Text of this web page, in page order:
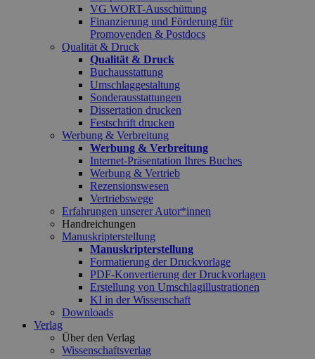
VG WORT-Ausschüttung
Finanzierung und Förderung für
Promovenden & Postdocs
Qualität & Druck
Qualität & Druck
Buchausstattung
Umschlaggestaltung
Sonderausstattungen
Dissertation drucken
Festschrift drucken
Werbung & Verbreitung
Werbung & Verbreitung
Internet-Präsentation Ihres Buches
Werbung & Vertrieb
Rezensionswesen
Vertriebswege
Erfahrungen unserer Autor*innen
Handreichungen
Manuskripterstellung
Manuskripterstellung
Formatierung der Druckvorlage
PDF-Konvertierung der Druckvorlagen
Erstellung von Umschlagillustrationen
KI in der Wissenschaft
Downloads
Verlag
Über den Verlag
Wissenschaftsverlag